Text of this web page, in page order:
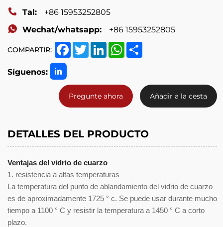
Tal:
+86 15953252805
Wechat/whatsapp:
+86 15953252805
COMPARTIR: FacebookTwitterLinkedInWhatsApp
Síguenos:
Pregunte ahora Añadir a la cesta
DETALLES DEL PRODUCTO
Ventajas del vidrio de cuarzo
1. resistencia a altas temperaturas
La temperatura del punto de ablandamiento del vidrio de cuarzo
es de aproximadamente 1725 ° c. Se puede usar durante mucho
tiempo a 1100 ° C y resistir la temperatura a 1450 ° C a corto
plazo.